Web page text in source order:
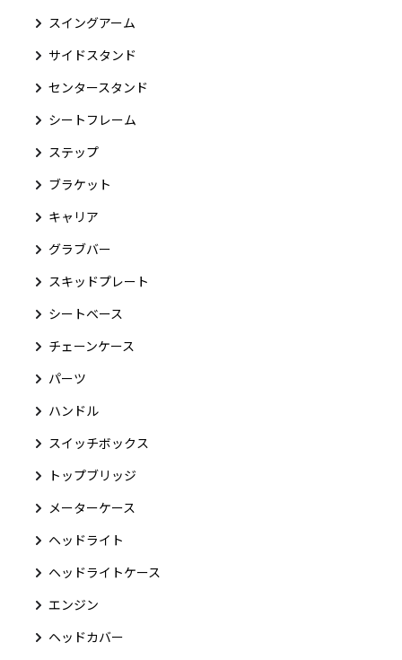
スイングアーム
サイドスタンド
センタースタンド
シートフレーム
ステップ
ブラケット
キャリア
グラブバー
スキッドプレート
シートベース
チェーンケース
パーツ
ハンドル
スイッチボックス
トップブリッジ
メーターケース
ヘッドライト
ヘッドライトケース
エンジン
ヘッドカバー